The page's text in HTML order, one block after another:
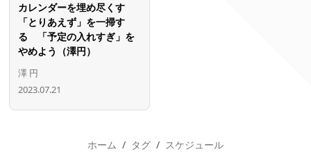
カレンダーを埋め尽くす
「とりあえず」を一掃す
る 「予定の入れすぎ」を
やめよう（澤円）
澤 円
2023.07.21
ホーム タグ スケジュール